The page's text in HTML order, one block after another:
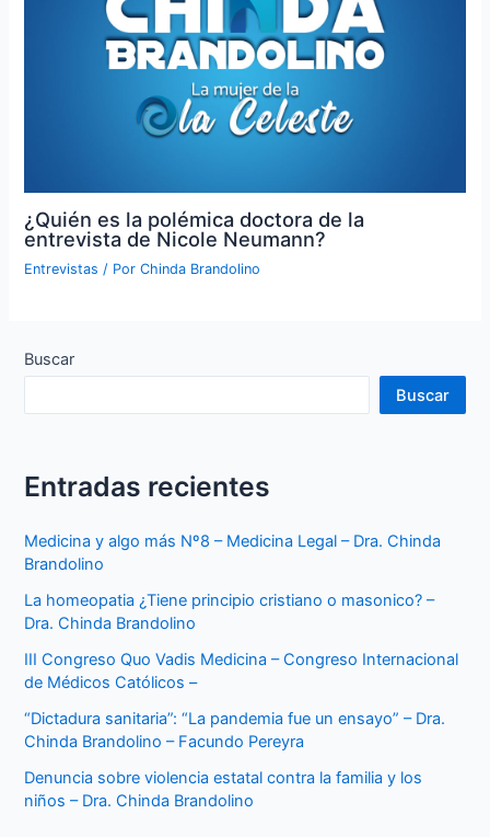
¿Quién es la polémica doctora de la
entrevista de Nicole Neumann?
Entrevistas / PorChinda Brandolino
Buscar
Buscar
Entradas recientes
Medicina y algo más Nº8 – Medicina Legal – Dra. Chinda
Brandolino
La homeopatia ¿Tiene principio cristiano o masonico? –
Dra. Chinda Brandolino
III Congreso Quo Vadis Medicina – Congreso Internacional
de Médicos Católicos –
“Dictadura sanitaria”: “La pandemia fue un ensayo” – Dra.
Chinda Brandolino – Facundo Pereyra
Denuncia sobre violencia estatal contra la familia y los
niños – Dra. Chinda Brandolino